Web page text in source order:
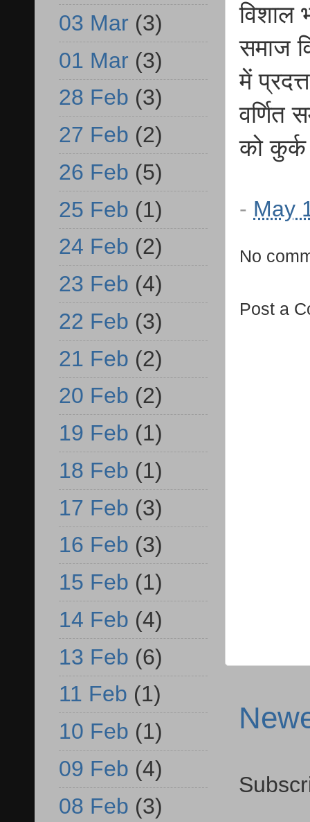
विशाल
समाज
में
वर्णित
को
- May
No
Post a
03 Mar (3)
01 Mar (3)
28 Feb (3)
27 Feb (2)
26 Feb (5)
25 Feb (1)
24 Feb (2)
23 Feb (4)
22 Feb (3)
21 Feb (2)
20 Feb (2)
19 Feb (1)
18 Feb (1)
17 Feb (3)
16 Feb (3)
15 Feb (1)
14 Feb (4)
13 Feb (6)
11 Feb (1)
10 Feb (1)
09 Feb (4)
08 Feb (3)